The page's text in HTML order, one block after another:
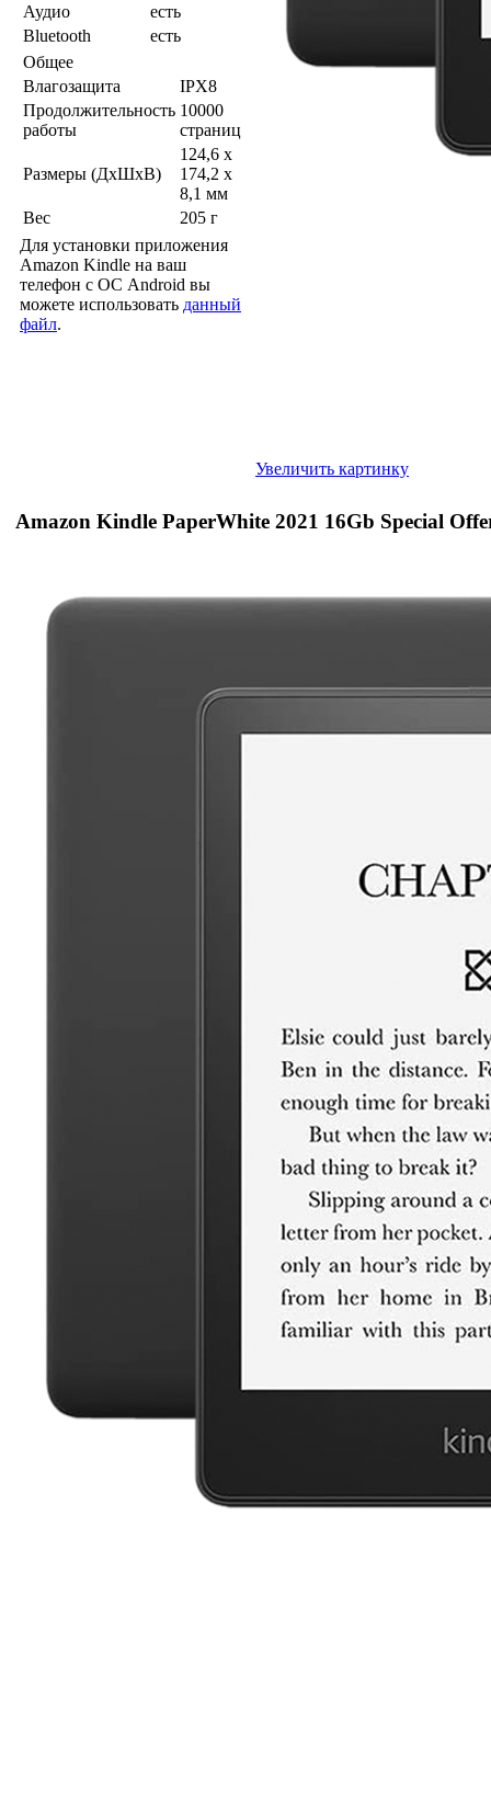
Аудио
есть
Bluetooth
есть
Общее
Влагозащита
IPX8
Продолжительность
работы
10000
страниц
Размеры (ДхШхВ)
124,6 x
174,2 x
8,1 мм
Вес
205 г
Для установки приложения
Amazon Kindle на ваш
телефон с ОС Android вы
можете использовать данный
файл.
Увеличить картинку
Amazon Kindle PaperWhite 2021 16Gb Special